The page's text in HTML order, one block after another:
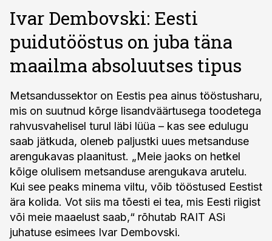
Ivar Dembovski: Eesti
puidutööstus on juba täna
maailma absoluutses tipus
Metsandussektor on Eestis pea ainus tööstusharu,
mis on suutnud kõrge lisandväärtusega toodetega
rahvusvahelisel turul läbi lüüa – kas see edulugu
saab jätkuda, oleneb paljustki uues metsanduse
arengukavas plaanitust. „Meie jaoks on hetkel
kõige olulisem metsanduse arengukava arutelu.
Kui see peaks minema viltu, võib tööstused Eestist
ära kolida. Vot siis ma tõesti ei tea, mis Eesti riigist
või meie maaelust saab,“ rõhutab RAIT ASi
juhatuse esimees Ivar Dembovski.